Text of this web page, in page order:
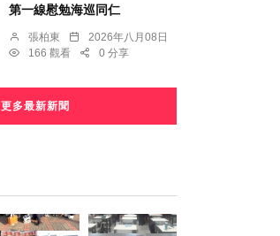
第一線慰勉海巡同仁
張柏東
2026年八月08日
166 觀看
0 分享
更多最新新聞